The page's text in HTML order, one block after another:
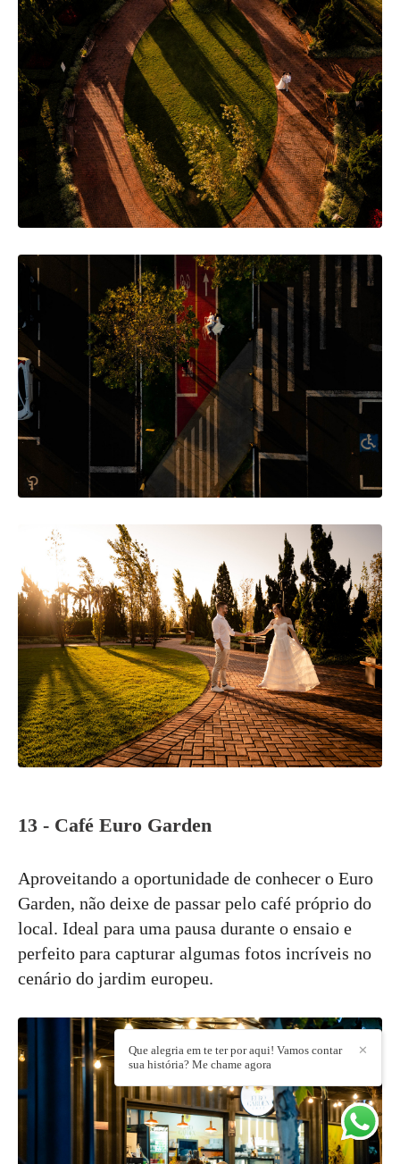
13 - Café Euro Garden
Aproveitando a oportunidade de conhecer o Euro
Garden, não deixe de passar pelo café próprio do
local. Ideal para uma pausa durante o ensaio e
perfeito para capturar algumas fotos incríveis no
cenário do jardim europeu.
✕
Que alegria em te ter por aqui! Vamos contar
sua história? Me chame agora